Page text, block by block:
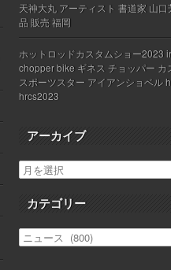
天神大丸 アーティスト 書道家 山
品 販売 福岡
ホットロッドカスタムショー2023
chopper bike ギネス チョッパー カ
スポーツスター アイアンショベル
hrcs2023
アーカイブ
カテゴリー